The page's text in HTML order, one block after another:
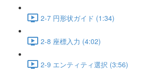
2-7 円形状ガイド (1:34)
2-8 座標入力 (4:02)
2-9 エンティティ選択 (3:56)